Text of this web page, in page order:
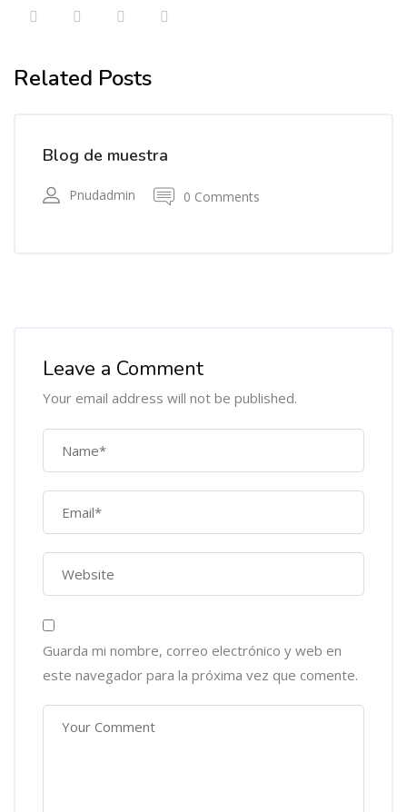
Related Posts
Blog de muestra
Pnudadmin 0 Comments
Leave a Comment
Your email address will not be published.
Guarda mi nombre, correo electrónico y web en
este navegador para la próxima vez que comente.